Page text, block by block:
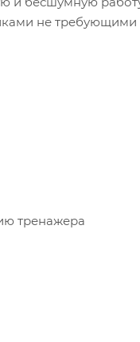
не требующими
тренажера